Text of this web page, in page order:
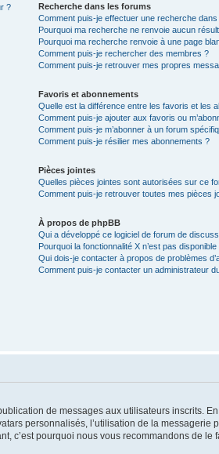
?
Recherche dans les forums
Comment puis-je effectuer une recherche
Pourquoi ma recherche ne renvoie aucun
Pourquoi ma recherche renvoie à une page
Comment puis-je rechercher des membres ?
Comment puis-je retrouver mes propres
Favoris et abonnements
Quelle est la différence entre les favoris et les
Comment puis-je ajouter aux favoris ou
Comment puis-je m’abonner à un forum
Comment puis-je résilier mes abonnements ?
Pièces jointes
Quelles pièces jointes sont autorisées sur ce
Comment puis-je retrouver toutes mes pièces
À propos de phpBB
Qui a développé ce logiciel de forum de
Pourquoi la fonctionnalité X n’est pas disponible
Qui dois-je contacter à propos de problèmes
Comment puis-je contacter un administrateur
de messages aux utilisateurs inscrits.
personnalisés, l’utilisation de la messagerie
c’est pourquoi nous vous recommandons de le